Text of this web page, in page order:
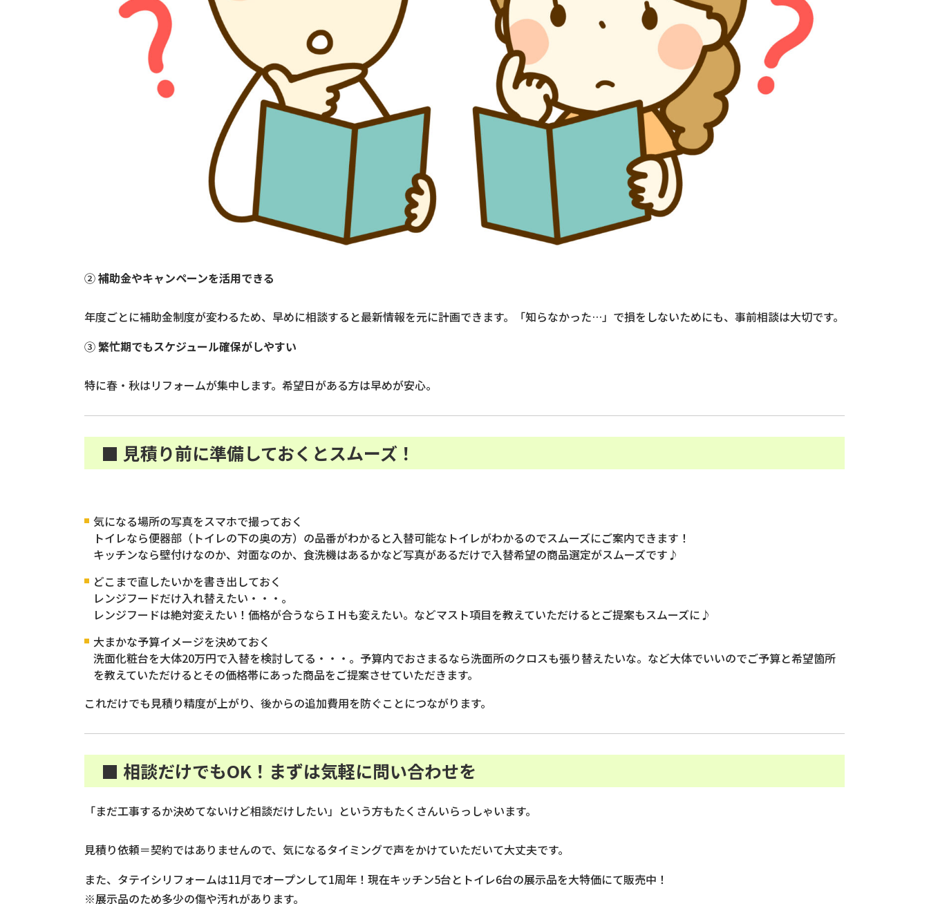
②補助金やキャンペーンを活用できる
年度ごとに補助金制度が変わるため、早めに相談すると最新情報を元に計画できます。「知らなかった…」で損をしないためにも、事前相談は大切です。
③繁忙期でもスケジュール確保がしやすい
特に春・秋はリフォームが集中します。希望日がある方は早めが安心。
■ 見積り前に準備しておくとスムーズ！
気になる場所の写真をスマホで撮っておく
トイレなら便器部（トイレの下の奥の方）の品番がわかると入替可能なトイレがわかるのでスムーズにご案内できます！
キッチンなら壁付けなのか、対面なのか、食洗機はあるかなど写真があるだけで入替希望の商品選定がスムーズです♪
どこまで直したいかを書き出しておく
レンジフードだけ入れ替えたい・・・。
レンジフードは絶対変えたい！価格が合うならＩＨも変えたい。などマスト項目を教えていただけるとご提案もスムーズに♪
大まかな予算イメージを決めておく
洗面化粧台を大体20万円で入替を検討してる・・・。予算内でおさまるなら洗面所のクロスも張り替えたいな。など大体でいいのでご予算と希望箇所
を教えていただけるとその価格帯にあった商品をご提案させていただきます。
これだけでも見積り精度が上がり、後からの追加費用を防ぐことにつながります。
■ 相談だけでもOK！まずは気軽に問い合わせを
「まだ工事するか決めてないけど相談だけしたい」という方もたくさんいらっしゃいます。
見積り依頼＝契約ではありませんので、気になるタイミングで声をかけていただいて大丈夫です。
また、タテイシリフォームは11月でオープンして1周年！現在キッチン5台とトイレ6台の展示品を大特価にて販売中！
※展示品のため多少の傷や汚れがあります。